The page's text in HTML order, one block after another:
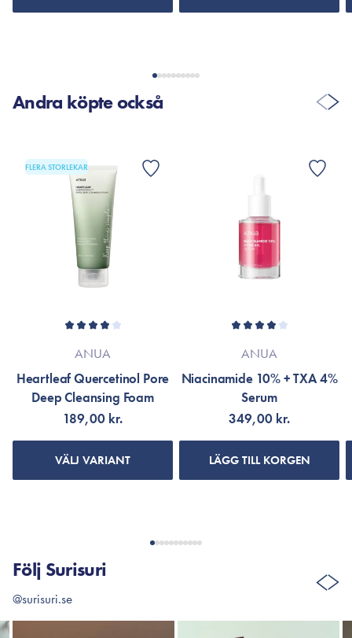
Andra köpte också
FLERA STORLEKAR
ANUA
Heartleaf Quercetinol Pore
Deep Cleansing Foam
189,00 kr.
VÄLJ VARIANT
ANUA
Niacinamide 10% + TXA 4%
Serum
349,00 kr.
LÄGG TILL KORGEN
Följ Surisuri
@surisuri.se